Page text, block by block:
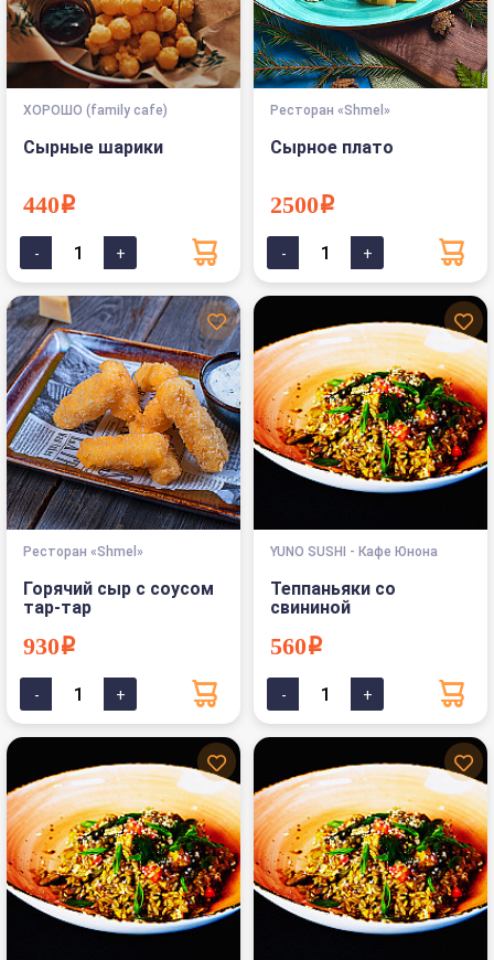
ХОРОШО (family cafe)
Сырные шарики
440i
Ресторан «Shmel»
Сырное плато
2500i
Ресторан «Shmel»
Горячий сыр с соусом
тар-тар
930i
YUNO SUSHI - Кафе Юнона
Теппаньяки со
свининой
560i